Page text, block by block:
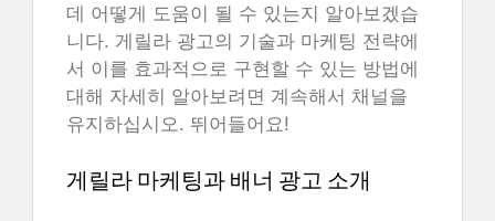
데 어떻게 도움이 될 수 있는지 알아보겠습
니다. 게릴라 광고의 기술과 마케팅 전략에
서 이를 효과적으로 구현할 수 있는 방법에
대해 자세히 알아보려면 계속해서 채널을
유지하십시오. 뛰어들어요!
게릴라 마케팅과 배너 광고 소개